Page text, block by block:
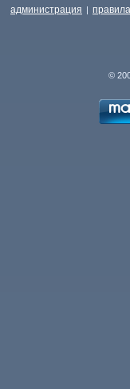
администрация | правила
©